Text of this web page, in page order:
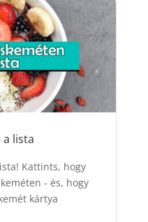
a lista
Kattints, hogy
- és, hogy
kártya